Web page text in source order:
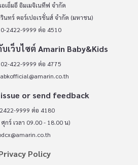
เอ็มอี อิมเมจิเนทีฟ จำกัด
นทร์ คอร์เปอเรชั่นส์ จำกัด (มหาชน)
0-2422-9999 ต่อ 4510
เว็บไซต์ Amarin Baby&Kids
02-422-9999 ต่อ 4775
abkofficial@amarin.co.th
or send feedback
9999 ต่อ 4180
กร์ เวลา 09.00 - 18.00 น)
Policy